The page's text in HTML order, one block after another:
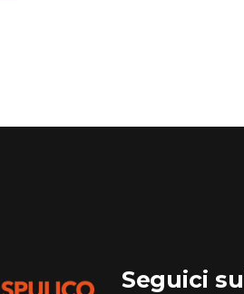
Seguici